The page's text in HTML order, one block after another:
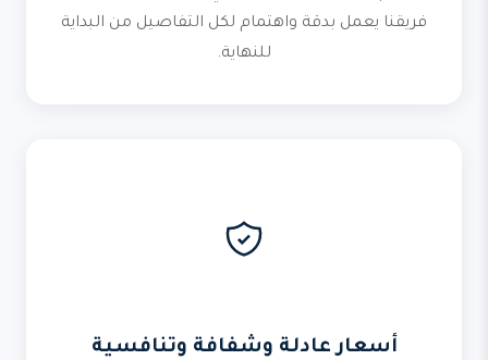
فريقنا يعمل بدقة واهتمام لكل التفاصيل من البداية
للنهاية.
أسعار عادلة وشفافة وتنافسية